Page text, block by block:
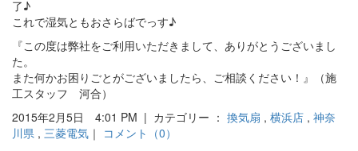
了♪
これで湿気ともおさらばでっす♪
『この度は弊社をご利用いただきまして、ありがとうございまし
た。
また何かお困りごとがございましたら、ご相談ください！』（施
工スタッフ 河合）
2015年2月5日 4:01 PM | カテゴリー ： 換気扇 , 横浜店 , 神奈
川県 , 三菱電気 ｜ コメント（0）